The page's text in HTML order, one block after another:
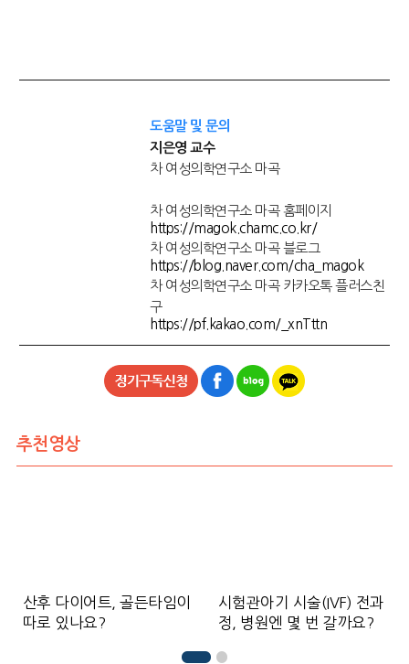
도움말 및 문의
지은영 교수
차 여성의학연구소 마곡
차 여성의학연구소 마곡 홈페이지
https://magok.chamc.co.kr/
차 여성의학연구소 마곡 블로그
https://blog.naver.com/cha_magok
차 여성의학연구소 마곡 카카오톡 플러스친
구
https://pf.kakao.com/_xnTttn
추천영상
산후 다이어트, 골든타임이
따로 있나요?
시험관아기 시술(IVF) 전과
정, 병원엔 몇 번 갈까요?